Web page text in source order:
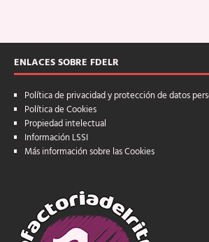
ENLACES SOBRE FDELR
Política de privacidad y protección de datos
Política de Cookies
Propiedad intelectual
Información LSSI
Más información sobre las Cookies